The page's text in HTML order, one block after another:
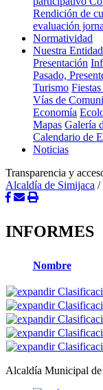
Rendición de
evaluación
Normatividad
Nuestra Entidad
Presentación
Pasado,
Turismo
Vías de
Economía
Mapas Galería
Calendario de
Noticias
Transparencia y
Alcaldía de Simijaca /
INFORMES
Nombre
Alcaldía Municipal de